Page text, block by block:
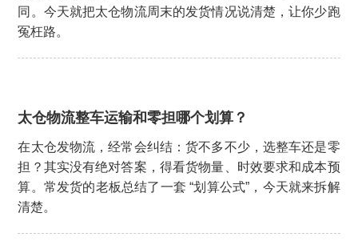
同。今天就把太仓物流周末的发货情况说清楚，让你少跑
冤枉路。
太仓物流整车运输和零担哪个划算？
在太仓发物流，经常会纠结：货不多不少，选整车还是零
担？其实没有绝对答案，得看货物量、时效要求和成本预
算。常发货的老板总结了一套 “划算公式”，今天就来拆解
清楚。